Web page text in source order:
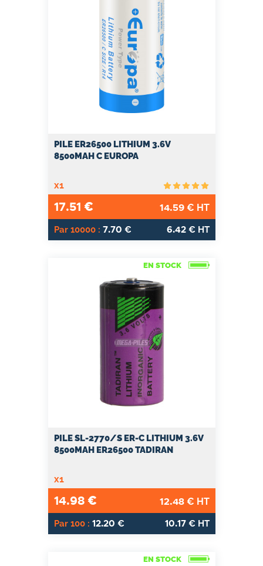
PILE ER26500 LITHIUM 3.6V
8500MAH C EUROPA
x1
17.51 € 14.59€ HT
Par 10000 : 7.70 € 6.42€ HT
EN STOCK
PILE SL-2770/S ER-C LITHIUM 3.6V
8500MAH ER26500 TADIRAN
x1
14.98€ 12.48€ HT
Par 100 : 12.20 € 10.17€ HT
EN STOCK